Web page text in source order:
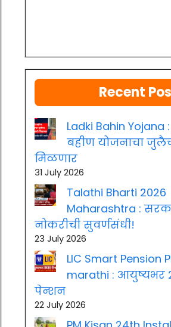
Recent
Ladki Bahin Yojana
बहीण योजनाचा
मिळणार
31 July 2026
Talathi Bharti 2026
Maharashtra :
नोकरीची सुवर्णसंधी!
23 July 2026
LIC Smart Pension
marathi : आयुष्यभर
पेन्शन
22 July 2026